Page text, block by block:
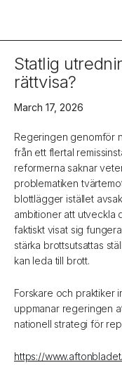
Statlig
rättvisa?
March 17, 2026
Regeringen genomför
från ett flertal
reformerna saknar
problematiken
blottlägger istället
ambitioner att utveckla
faktiskt visat sig
stärka brottsutsattas
kan leda till brott.
Forskare och praktiker
uppmanar regeringen
nationell strategi för
https://